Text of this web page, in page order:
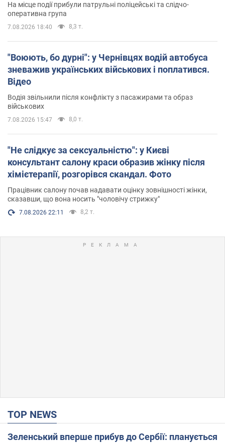
На місце події прибули патрульні поліцейські та слідчо-
оперативна група
7.08.2026 18:40 8,3 т.
"Воюють, бо дурні": у Чернівцях водій автобуса
зневажив українських військових і поплатився.
Відео
Водія звільнили після конфлікту з пасажирами та образ
військових
7.08.2026 15:47 8,0 т.
"Не слідкує за сексуальністю": у Києві
консультант салону краси образив жінку після
хімієтерапії, розгорівся скандал. Фото
Працівник салону почав надавати оцінку зовнішності жінки,
сказавши, що вона носить "чоловічу стрижку"
7.08.2026 22:11 8,2 т.
TOP NEWS
Зеленський вперше прибув до Сербії: планується